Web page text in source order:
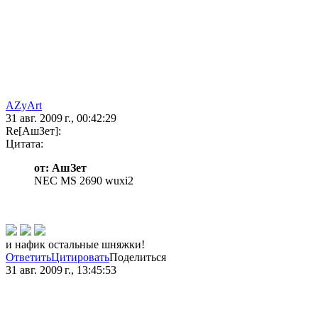
AZyArt
31 авг. 2009 г., 00:42:29
Re[АшЗет]:
Цитата:
от: АшЗет
NEC MS 2690 wuxi2
и нафик остальные шняжки!
ОтветитьЦитироватьПоделиться
31 авг. 2009 г., 13:45:53